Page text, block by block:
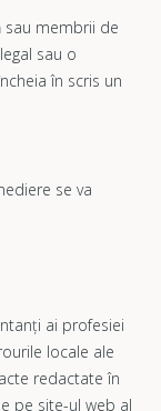
sau membrii de
sau o
în scris un
se va
ai profesiei
locale ale
redactate în
pe site-ul web al